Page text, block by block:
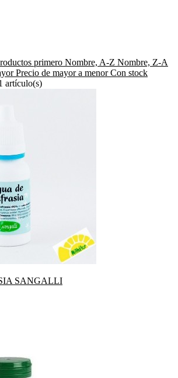
primero Nombre, A-Z Nombre, Z-A
Precio de mayor a menorCon stock
artículo(s)
SANGALLI